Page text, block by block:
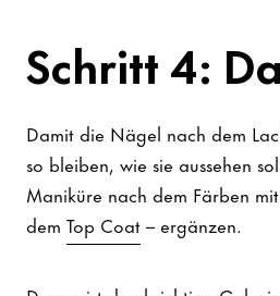
Schritt 4:
Damit die Nägel nach dem
so bleiben, wie sie aussehen
Maniküre nach dem Färben
dem Top Coat– ergänzen.